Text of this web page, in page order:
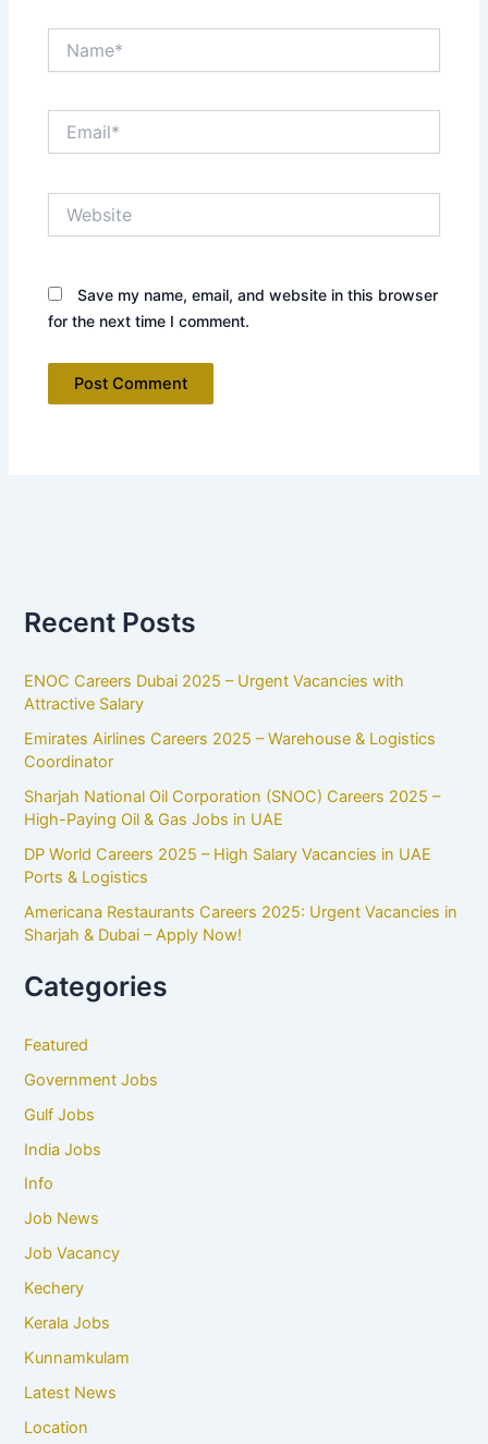
Save my name, email, and website in this browser
for the next time I comment.
Recent Posts
ENOC Careers Dubai 2025 – Urgent Vacancies with
Attractive Salary
Emirates Airlines Careers 2025 – Warehouse & Logistics
Coordinator
Sharjah National Oil Corporation (SNOC) Careers 2025 –
High-Paying Oil & Gas Jobs in UAE
DP World Careers 2025 – High Salary Vacancies in UAE
Ports & Logistics
Americana Restaurants Careers 2025: Urgent Vacancies in
Sharjah & Dubai – Apply Now!
Categories
Featured
Government Jobs
Gulf Jobs
India Jobs
Info
Job News
Job Vacancy
Kechery
Kerala Jobs
Kunnamkulam
Latest News
Location